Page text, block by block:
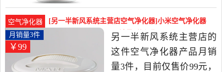
生宿舍两用是2019年简约
数码旗舰店精选3C数码配
件当中性价比很高的USB
加湿器，由广东 深圳发
空气净化器
[另一半新风系统主营店空气净化器]小米空气净化器
加湿器 另一半MATE月销量3件仅售99元
￥99
月销量3件
另一半新风系统主营店的
这件空气净化器产品月销
量3件，目前仅售价99元，